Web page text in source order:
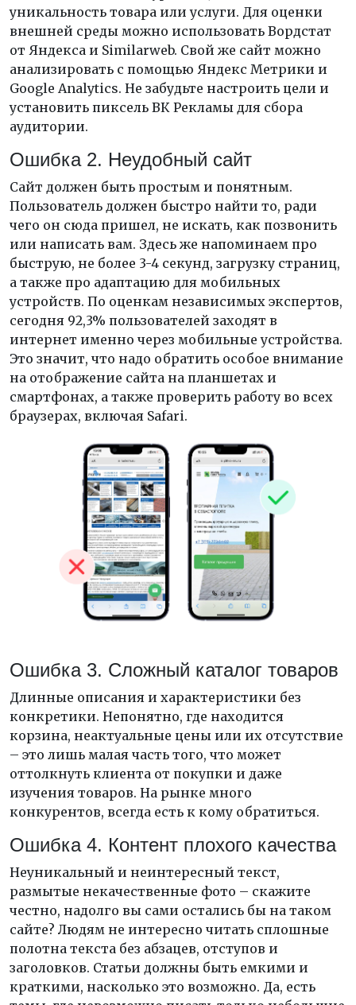
уникальность товара или услуги. Для оценки
внешней среды можно использовать Вордстат
от Яндекса и Similarweb. Свой же сайт можно
анализировать с помощью Яндекс Метрики и
Google Analytics. Не забудьте настроить цели и
установить пиксель ВК Рекламы для сбора
аудитории.
Ошибка 2. Неудобный сайт
Сайт должен быть простым и понятным.
Пользователь должен быстро найти то, ради
чего он сюда пришел, не искать, как позвонить
или написать вам. Здесь же напоминаем про
быструю, не более 3-4 секунд, загрузку страниц,
а также про адаптацию для мобильных
устройств. По оценкам независимых экспертов,
сегодня 92,3% пользователей заходят в
интернет именно через мобильные устройства.
Это значит, что надо обратить особое внимание
на отображение сайта на планшетах и
смартфонах, а также проверить работу во всех
браузерах, включая Safari.
Ошибка 3. Сложный каталог товаров
Длинные описания и характеристики без
конкретики. Непонятно, где находится
корзина, неактуальные цены или их отсутствие
– это лишь малая часть того, что может
оттолкнуть клиента от покупки и даже
изучения товаров. На рынке много
конкурентов, всегда есть к кому обратиться.
Ошибка 4. Контент плохого качества
Неуникальный и неинтересный текст,
размытые некачественные фото – скажите
честно, надолго вы сами остались бы на таком
сайте? Людям не интересно читать сплошные
полотна текста без абзацев, отступов и
заголовков. Статьи должны быть емкими и
краткими, насколько это возможно. Да, есть